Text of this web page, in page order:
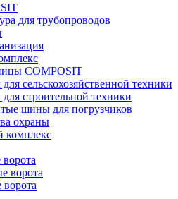
для трубопроводов
COMPOSIT
сельскохозяйственной техники
строительной техники
шины для погрузчиков
охраны
комплекс
ворота